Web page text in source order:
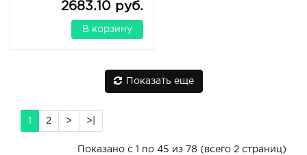
2683.10 руб.
В корзину
Показать еще
1 2 > >|
Показано с 1 по 45 из 78 (всего 2 страниц)